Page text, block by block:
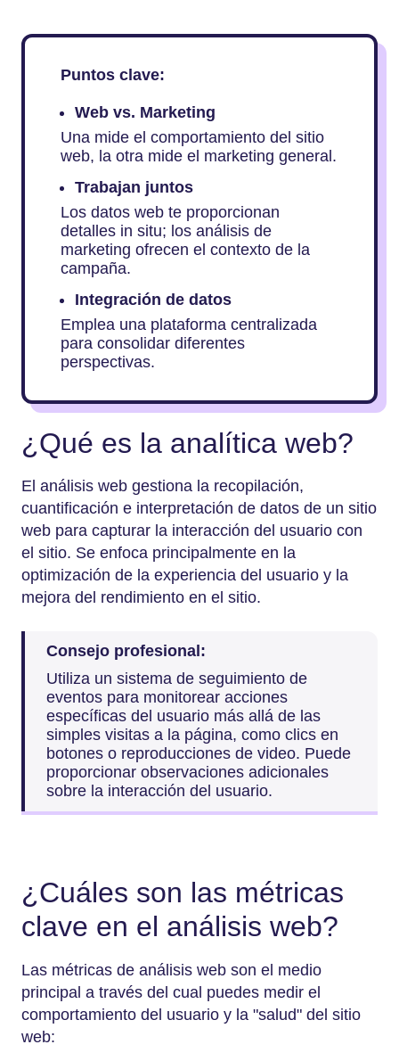
Puntos clave:
Web vs. Marketing
Una mide el comportamiento del sitio
web, la otra mide el marketing general.
Trabajan juntos
Los datos web te proporcionan
detalles in situ; los análisis de
marketing ofrecen el contexto de la
campaña.
Integración de datos
Emplea una plataforma centralizada
para consolidar diferentes
perspectivas.
¿Qué es la analítica web?
El análisis web gestiona la recopilación,
cuantificación e interpretación de datos de un sitio
web para capturar la interacción del usuario con
el sitio. Se enfoca principalmente en la
optimización de la experiencia del usuario y la
mejora del rendimiento en el sitio.
Consejo profesional:
Utiliza un sistema de seguimiento de
eventos para monitorear acciones
específicas del usuario más allá de las
simples visitas a la página, como clics en
botones o reproducciones de video. Puede
proporcionar observaciones adicionales
sobre la interacción del usuario.
¿Cuáles son las métricas
clave en el análisis web?
Las métricas de análisis web son el medio
principal a través del cual puedes medir el
comportamiento del usuario y la "salud" del sitio
web: